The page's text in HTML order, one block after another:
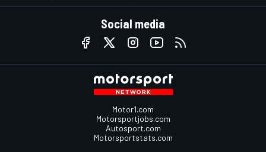
Social media
Motor1.com
Motorsportjobs.com
Autosport.com
Motorsportstats.com